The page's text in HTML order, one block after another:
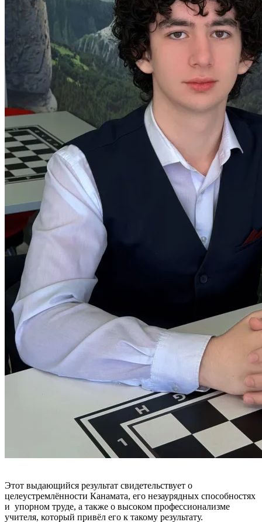
Этот выдающийся результат свидетельствует о
целеустремлённости Канамата, его незаурядных способностях
и упорном труде, а также о высоком профессионализме
учителя, который привёл его к такому результату.